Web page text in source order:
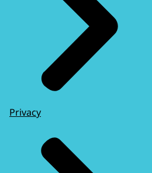
Privacy